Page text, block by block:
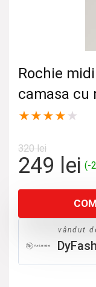
Rochie
camasa cu
★★★★ ★
320lei
Prețul
a
fost:
320 lei.
249 lei (-
vândut